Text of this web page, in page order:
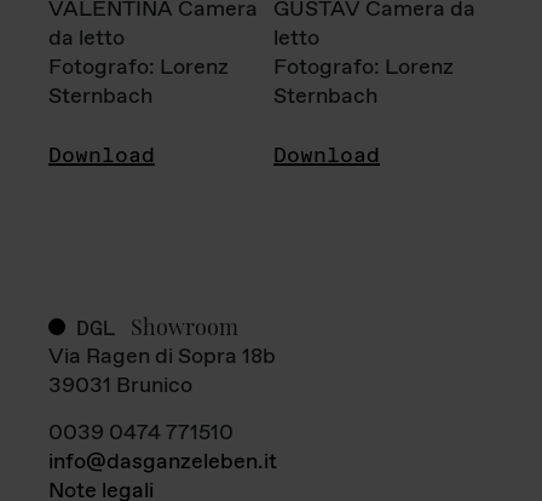
VALENTINA Camera
da letto
Fotografo: Lorenz
Sternbach
Download
GUSTAV Camera da
letto
Fotografo: Lorenz
Sternbach
Download
DGL Showroom
Via Ragen di Sopra 18b
39031 Brunico
0039 0474 771510
info@dasganzeleben.it
Note legali